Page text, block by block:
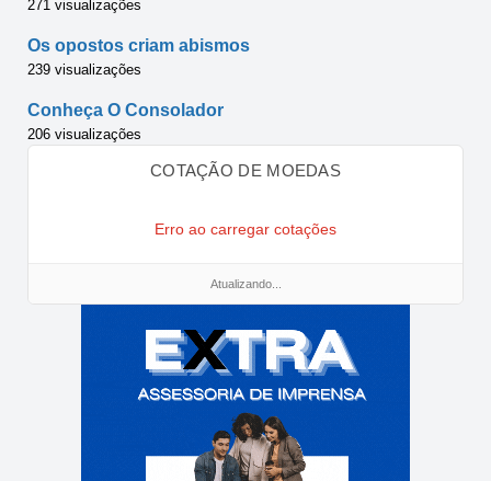
271 visualizações
Os opostos criam abismos
239 visualizações
Conheça O Consolador
206 visualizações
COTAÇÃO DE MOEDAS
Erro ao carregar cotações
Atualizando...